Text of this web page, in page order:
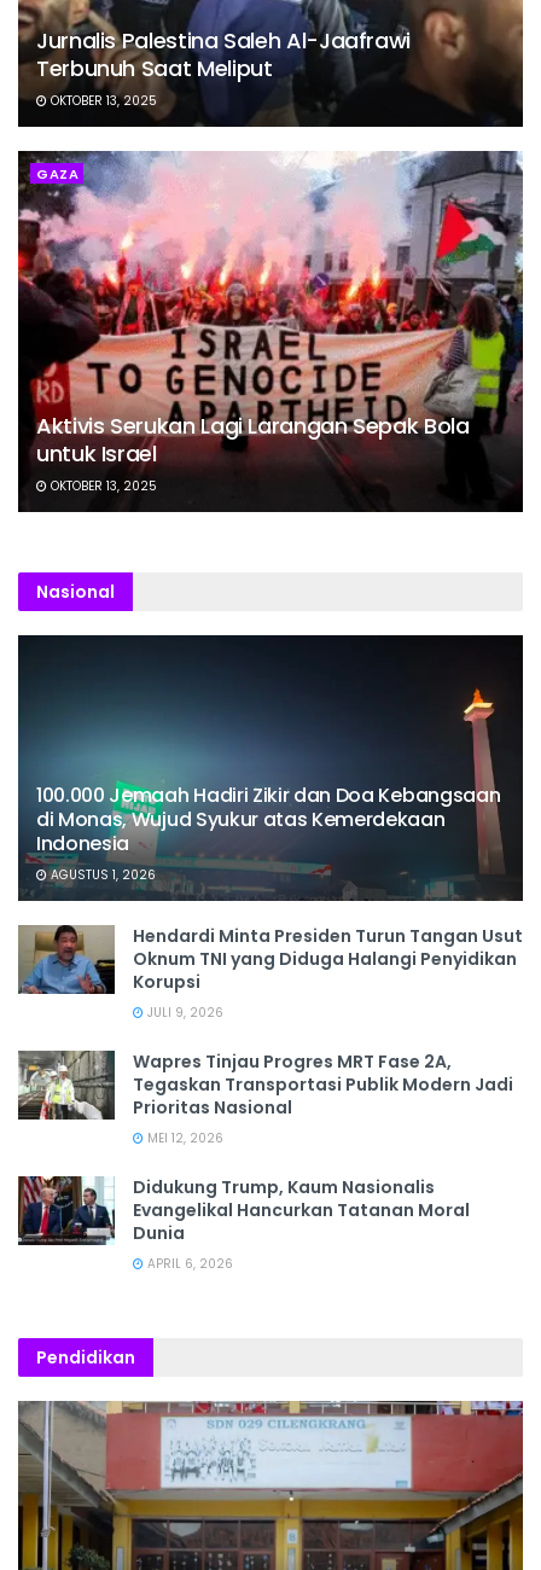
Jurnalis Palestina Saleh Al-Jaafrawi
Terbunuh Saat Meliput
OKTOBER 13, 2025
GAZA
Aktivis Serukan Lagi Larangan Sepak Bola
untuk Israel
OKTOBER 13, 2025
Nasional
100.000 Jemaah Hadiri Zikir dan Doa Kebangsaan
di Monas, Wujud Syukur atas Kemerdekaan
Indonesia
AGUSTUS 1, 2026
Hendardi Minta Presiden Turun Tangan Usut
Oknum TNI yang Diduga Halangi Penyidikan
Korupsi
JULI 9, 2026
Wapres Tinjau Progres MRT Fase 2A,
Tegaskan Transportasi Publik Modern Jadi
Prioritas Nasional
MEI 12, 2026
Didukung Trump, Kaum Nasionalis
Evangelikal Hancurkan Tatanan Moral
Dunia
APRIL 6, 2026
Pendidikan